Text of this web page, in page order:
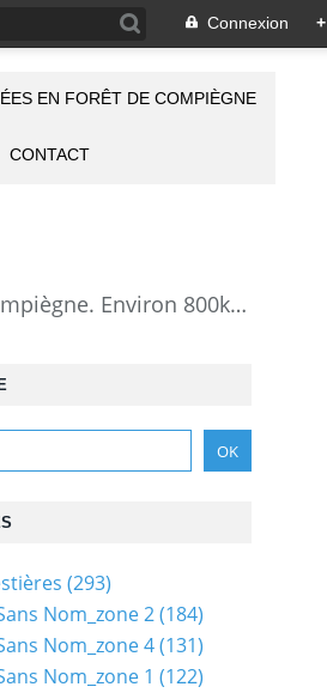
Connexion +
la Forêt de Compiègne vue autrement: description de mes randonnées en forêt de Compiègne. Environ 800km de randos et 25000 photos pour montrer cette forêt magnifique et ses particularités: les lieux atypiques comme la Grotte des Ramoneurs, la Pierre Torniche... Mais aussi les 313 carrefours nommés, plus de 100 routes forestières, les étangs, les Rus, des villages et hameaux ...
EN FORÊT DE COMPIÈGNE
CONTACT
(293)
Nom_zone 2(184)
Nom_zone 4(131)
Nom_zone 1 (122)